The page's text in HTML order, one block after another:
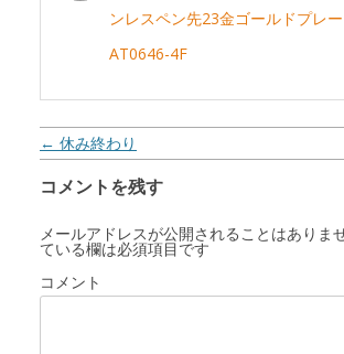
ンレスペン先23金ゴールドプレ
AT0646-4F
投稿ナビゲーション
← 休み終わり
コメントを残す
メールアドレスが公開されることはありませ
ている欄は必須項目です
コメント